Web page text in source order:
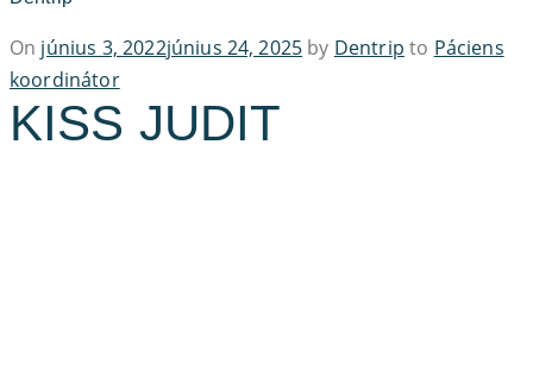
On Posted
on
június 3, 2022június 24, 2025 by Dentrip to Páciens
koordinátor
KISS JUDIT